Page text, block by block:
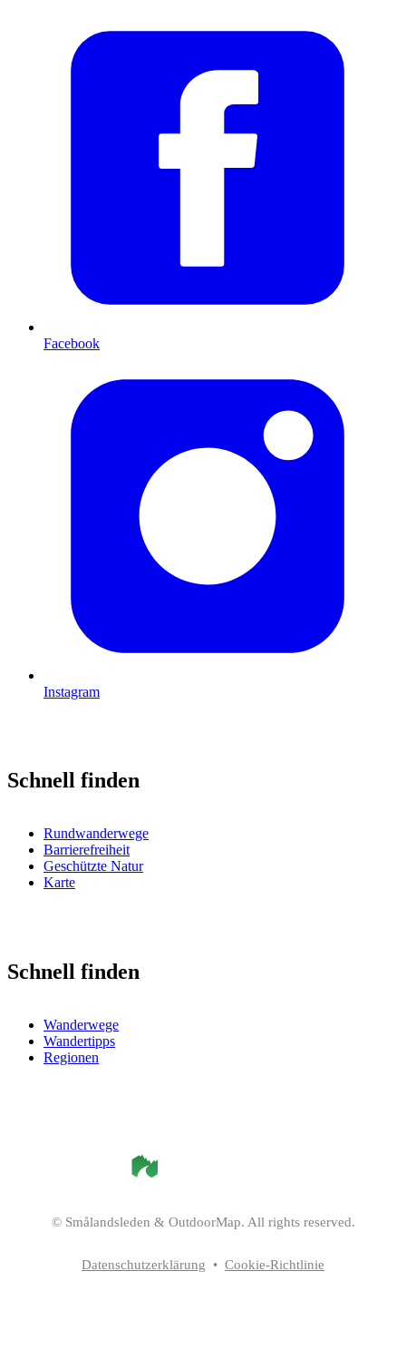
Facebook
Instagram
Schnell finden
Rundwanderwege
Barrierefreiheit
Geschützte Natur
Karte
Schnell finden
Wanderwege
Wandertipps
Regionen
© Smålandsleden & OutdoorMap. All rights reserved.
Datenschutzerklärung • Cookie-Richtlinie